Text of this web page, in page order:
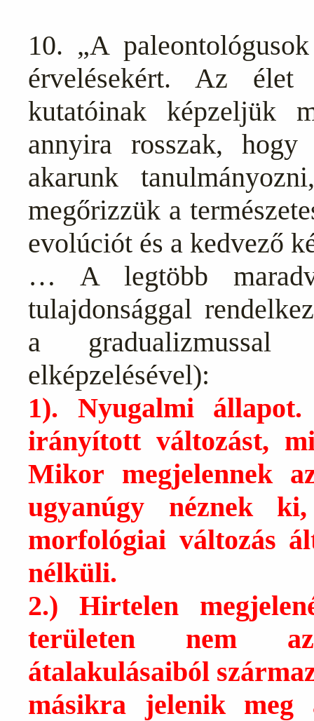
10. „A
érvelésekért. Az élet
kutatóinak képzeljük
annyira rosszak,
akarunk
megőrizzük a
evolúciót és a kedvező
… A legtöbb
tulajdonsággal
a
elképzelésével):
1). Nyugalmi
irányított változást,
Mikor megjelennek
ugyanúgy néznek
morfológiai változás
nélküli.
2.) Hirtelen
területen nem
átalakulásaiból
másikra jelenik meg